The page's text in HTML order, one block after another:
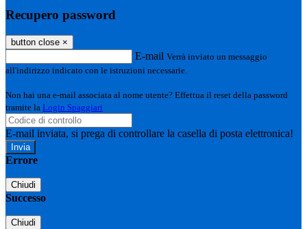
Recupero password
button close ×
E-mail Verrà inviato un messaggio
all'indirizzo indicato con le istruzioni necessarie.
Non hai una e-mail associata al nome utente? Effettua il reset della password
tramite la Login Spaggiari
E-mail inviata, si prega di controllare la casella di posta elettronica!
Errore
Chiudi
Successo
Chiudi